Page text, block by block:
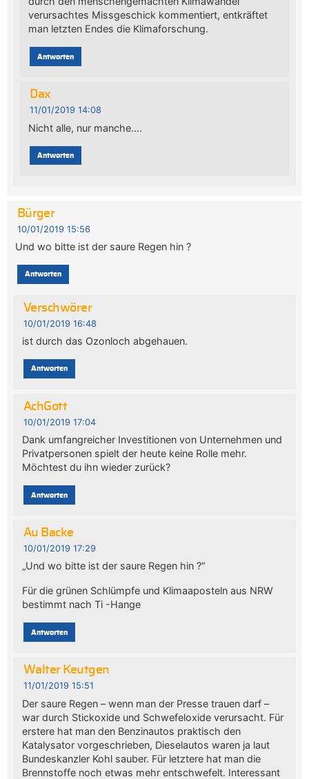
verursachtes Missgeschick kommentiert, entkräftet
man letzten Endes die Klimaforschung.
Antworten
Dax
11/01/2019 14:08
Nicht alle, nur manche….
Antworten
Bürger
10/01/2019 15:56
Und wo bitte ist der saure Regen hin ?
Antworten
Verschwörer
10/01/2019 16:48
ist durch das Ozonloch abgehauen.
Antworten
AchGott
10/01/2019 17:04
Dank umfangreicher Investitionen von Unternehmen und
Privatpersonen spielt der heute keine Rolle mehr.
Möchtest du ihn wieder zurück?
Antworten
Au Backe
10/01/2019 17:29
„Und wo bitte ist der saure Regen hin ?“
Für die grünen Schlümpfe und Klimaaposteln aus NRW
bestimmt nach Ti -Hange
Antworten
Walter Keutgen
11/01/2019 15:51
Der saure Regen – wenn man der Presse trauen darf –
war durch Stickoxide und Schwefeloxide verursacht. Für
erstere hat man den Benzinautos praktisch den
Katalysator vorgeschrieben, Dieselautos waren ja laut
Bundeskanzler Kohl sauber. Für letztere hat man die
Brennstoffe noch etwas mehr entschwefelt. Interessant